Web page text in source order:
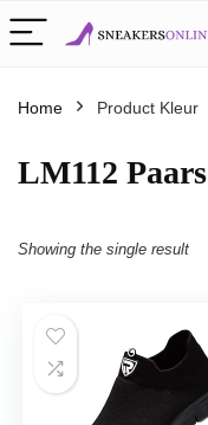
Home Product Kleur
LM112 Paars
Showing the single result